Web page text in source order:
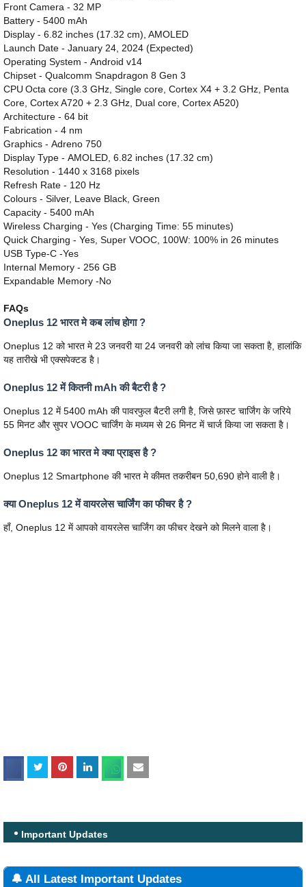
Front Camera - 32 MP
Battery - 5400 mAh
Display - 6.82 inches (17.32 cm), AMOLED
Launch Date - January 24, 2024 (Expected)
Operating System - Android v14
Chipset - Qualcomm Snapdragon 8 Gen 3
CPU Octa core (3.3 GHz, Single core, Cortex X4 + 3.2 GHz, Penta
Core, Cortex A720 + 2.3 GHz, Dual core, Cortex A520)
Architecture - 64 bit
Fabrication - 4 nm
Graphics - Adreno 750
Display Type - AMOLED, 6.82 inches (17.32 cm)
Resolution - 1440 x 3168 pixels
Refresh Rate - 120 Hz
Colours - Silver, Leave Black, Green
Capacity - 5400 mAh
Wireless Charging - Yes (Charging Time: 55 minutes)
Quick Charging - Yes, Super VOOC, 100W: 100% in 26 minutes
USB Type-C -Yes
Internal Memory - 256 GB
Expandable Memory -No
FAQs
Oneplus 12 भारत मे कब लांच होगा ?
Oneplus 12 को भारत मे 23 जनवरी या 24 जनवरी को लांच किया जा सकता है, हालांकि
यह तारीखे भी एक्सपेक्टड है।
Oneplus 12 में कितनी mAh की बैटरी है ?
Oneplus 12 में 5400 mAh की पावरफुल बैटरी लगी है, जिसे फ़ास्ट चार्जिंग के जरिये
55 मिनट और सुपर VOOC चार्जिंग के मध्यम से 26 मिनट में चार्ज किया जा सकता है।
Oneplus 12 का भारत मे क्या प्राइस है ?
Oneplus 12 Smartphone की भारत मे कीमत तकरीबन 50,690 होने वाली है।
क्या Oneplus 12 में वायरलेस चार्जिंग का फीचर है ?
हाँ, Oneplus 12 में आपको वायरलेस चार्जिंग का फीचर देखने को मिलने वाला है।
Important Updates
🔔 All Latest Important Updates